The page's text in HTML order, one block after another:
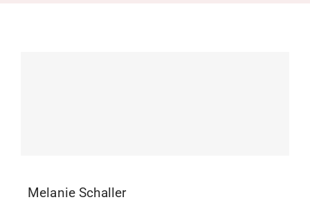
Melanie Schaller